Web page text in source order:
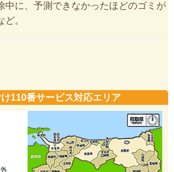
中に、予測できなかったほどのゴミが
。
110番サービス対応エリア